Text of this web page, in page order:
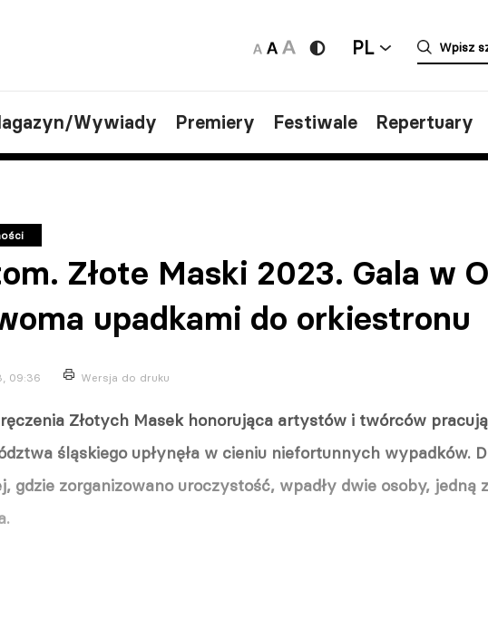
PL
Wywiady Premiery Festiwale Repertuary
Złote Maski 2023. Gala w
upadkami do orkiestronu
09:36 Wersja do druku
Złotych Masek honorująca artystów i twórców
śląskiego upłynęła w cieniu niefortunnych wypadków.
gdzie zorganizowano uroczystość, wpadły dwie osoby, jedną